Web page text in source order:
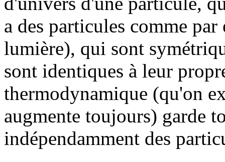
a des particules comme
lumière), qui sont
sont identiques à leur
thermodynamique (qu'on
augmente toujours) garde
indépendamment des